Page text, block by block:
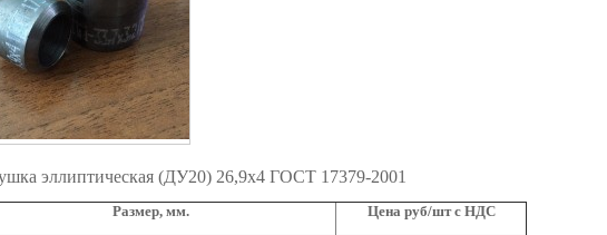
эллиптическая (ДУ20) 26,9х4 ГОСТ 17379-2001
Размер, мм.
Цена руб/шт с НДС